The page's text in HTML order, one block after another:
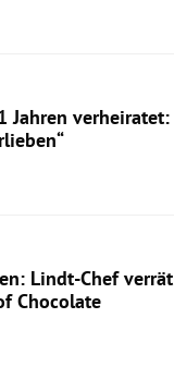
Jahren verheiratet:
Lindt-Chef verrät
Chocolate